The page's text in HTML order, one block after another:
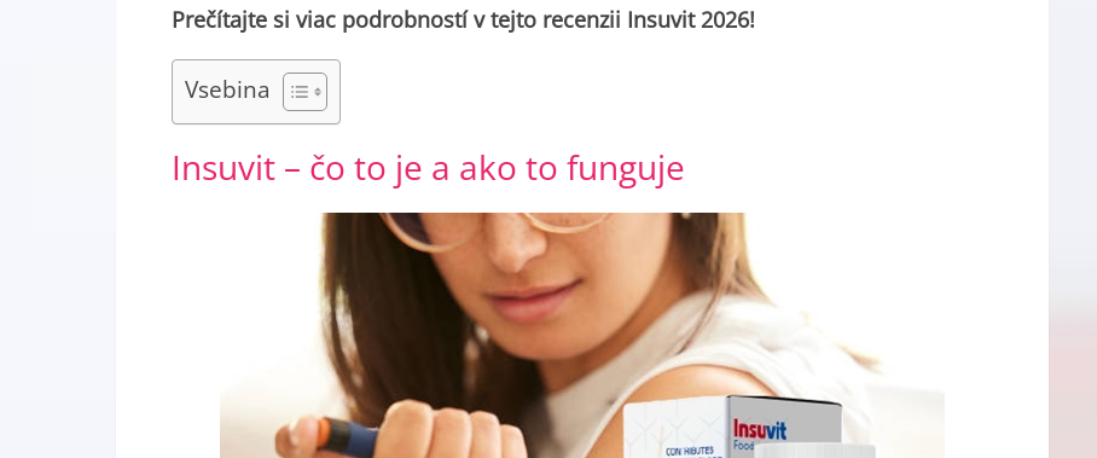
Prečítajte si viac podrobností v tejto recenzii Insuvit 2026!
Vsebina
Insuvit – čo to je a ako to funguje